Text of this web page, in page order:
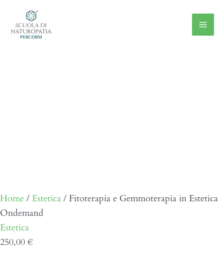
contenuto
Home / Estetica / Fitoterapia e Gemmoterapia in Estetica
Ondemand
Estetica
250,00 €